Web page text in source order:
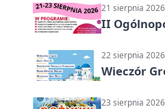
21 sierpnia
II
22 sierpnia
Wieczór
23 sierpnia